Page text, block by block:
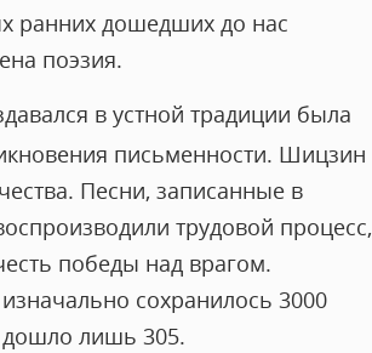
ранних дошедших до нас
поэзия.
в устной традиции была
письменности. Шицзин
Песни, записанные в
трудовой процесс,
победы над врагом.
сохранилось 3000
дошло лишь 305.